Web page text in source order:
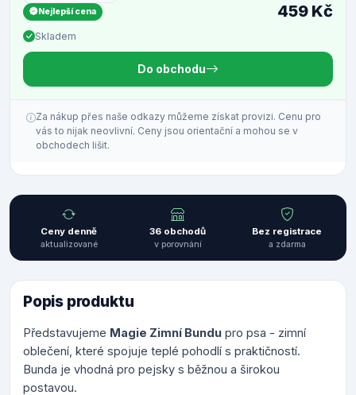
Nejlepší cena
Skladem
459 Kč
Do obchodu
Za nákup přes naše odkazy můžeme získat provizi. Cenu pro
vás to nijak neovlivní. Ceny jsou orientační a mohou se v
obchodech lišit.
Ceny denně
aktualizované
36 obchodů
v porovnání
Bez registrace
a zdarma
Popis produktu
Představujeme Magie Zimní Bundu pro psa - zimní
oblečení, které spojuje teplé pohodlí s praktičností.
Bunda je vhodná pro pejsky s běžnou a širokou
postavou.